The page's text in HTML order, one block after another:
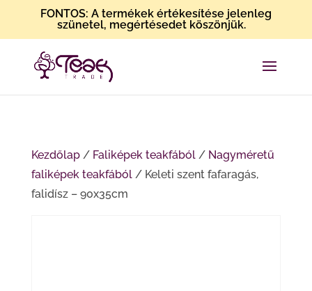
FONTOS: A termékek értékesítése jelenleg
szünetel, megértésedet köszönjük.
Kezdőlap/ Faliképek teakfából/ Nagyméretű
faliképek teakfából/ Keleti szent fafaragás,
falidísz – 90x35cm